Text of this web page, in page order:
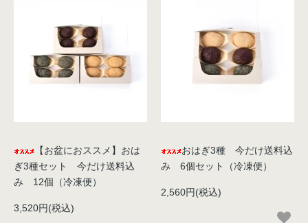
【お盆におススメ】おは
ぎ3種セット 今だけ送料込
み 12個（冷凍便）
3,520円(税込)
おはぎ3種 今だけ送料込
み 6個セット（冷凍便）
2,560円(税込)